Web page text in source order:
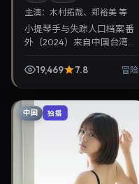
主演： 木村拓哉、郑裕美 等
小提琴手与失踪人口档案·番
外（2024）来自中国台湾，
导，木村拓哉、郑裕美等参
19,469 7.8 冒险
中国 独播